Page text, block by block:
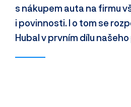
s nákupem auta na firmu
i povinnosti. I o tom se
Hubal v prvním dílu